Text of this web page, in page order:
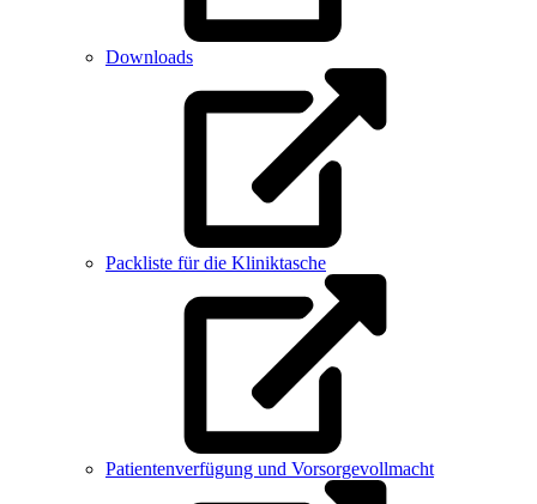
Downloads
Packliste für die Kliniktasche
Patientenverfügung und Vorsorgevollmacht